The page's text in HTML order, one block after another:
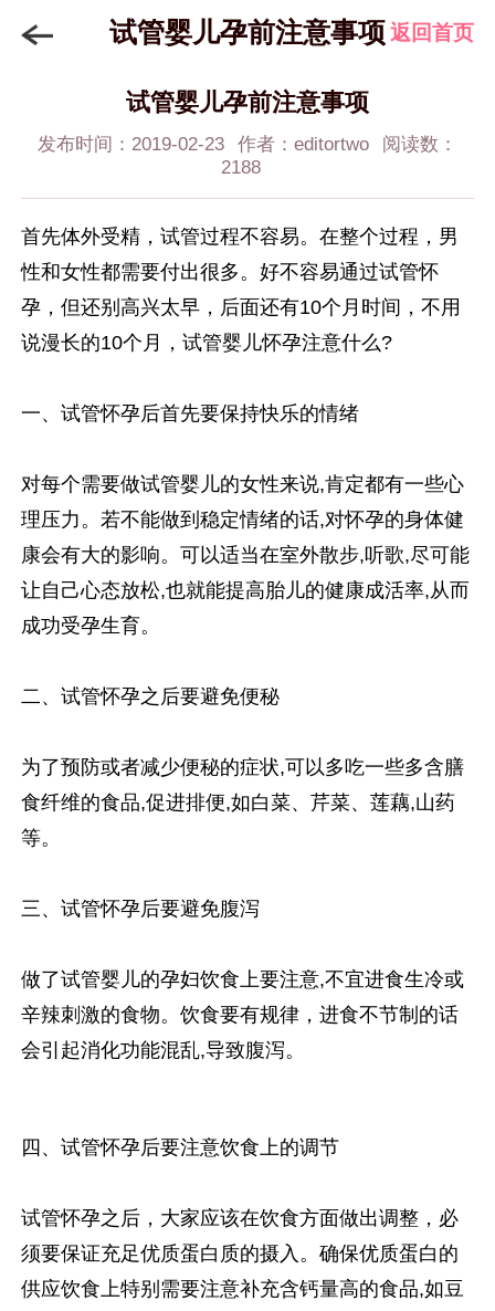
试管婴儿孕前注意事项返回首页
试管婴儿孕前注意事项
发布时间：2019-02-23 作者：editortwo
阅读数：
2188
首先体外受精，试管过程不容易。在整个过程，男
性和女性都需要付出很多。好不容易通过试管怀
孕，但还别高兴太早，后面还有10个月时间，不用
说漫长的10个月，试管婴儿怀孕注意什么?
一、试管怀孕后首先要保持快乐的情绪
对每个需要做试管婴儿的女性来说,肯定都有一些心
理压力。若不能做到稳定情绪的话,对怀孕的身体健
康会有大的影响。可以适当在室外散步,听歌,尽可能
让自己心态放松,也就能提高胎儿的健康成活率,从而
成功受孕生育。
二、试管怀孕之后要避免便秘
为了预防或者减少便秘的症状,可以多吃一些多含膳
食纤维的食品,促进排便,如白菜、芹菜、莲藕,山药
等。
三、试管怀孕后要避免腹泻
做了试管婴儿的孕妇饮食上要注意,不宜进食生冷或
辛辣刺激的食物。饮食要有规律，进食不节制的话
会引起消化功能混乱,导致腹泻。
四、试管怀孕后要注意饮食上的调节
试管怀孕之后，大家应该在饮食方面做出调整，必
须要保证充足优质蛋白质的摄入。确保优质蛋白的
供应饮食上特别需要注意补充含钙量高的食品,如豆